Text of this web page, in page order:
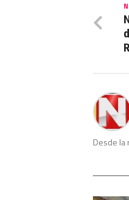
Desde la